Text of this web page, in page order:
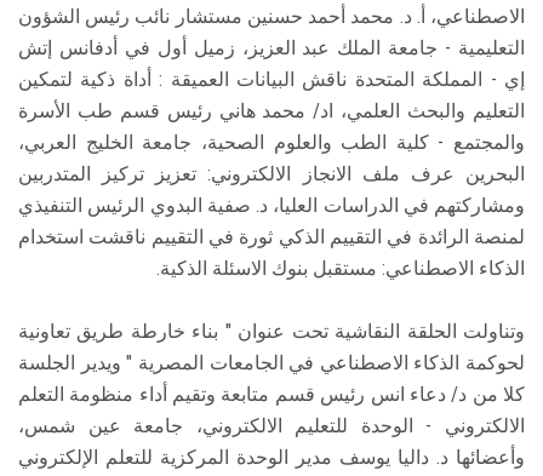
الاصطناعي، أ. د. محمد أحمد حسنين مستشار نائب رئيس الشؤون
التعليمية - جامعة الملك عبد العزيز، زميل أول في أدفانس إتش
إي - المملكة المتحدة ناقش البيانات العميقة : أداة ذكية لتمكين
التعليم والبحث العلمي، اد/ محمد هاني رئيس قسم طب الأسرة
والمجتمع - كلية الطب والعلوم الصحية، جامعة الخليج العربي،
البحرين عرف ملف الانجاز الالكتروني: تعزيز تركيز المتدربين
ومشاركتهم في الدراسات العليا، د. صفية البدوي الرئيس التنفيذي
لمنصة الرائدة في التقييم الذكي ثورة في التقييم ناقشت استخدام
الذكاء الاصطناعي: مستقبل بنوك الاسئلة الذكية.
وتناولت الحلقة النقاشية تحت عنوان " بناء خارطة طريق تعاونية
لحوكمة الذكاء الاصطناعي في الجامعات المصرية " ويدير الجلسة
كلا من د/ دعاء انس رئيس قسم متابعة وتقيم أداء منظومة التعلم
الالكتروني - الوحدة للتعليم الالكتروني، جامعة عين شمس،
وأعضائها د. داليا يوسف مدير الوحدة المركزية للتعلم الإلكتروني